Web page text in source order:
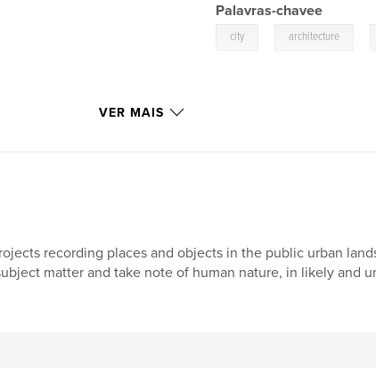
Palavras-chavee
city architecture
VER MAIS
recording places and objects in the public urban
matter and take note of human nature, in likely and